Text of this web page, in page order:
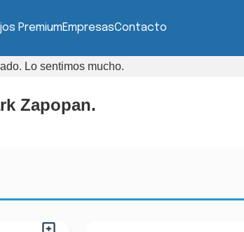
PremiumEmpresasContacto
Lo sentimos mucho.
Zapopan.